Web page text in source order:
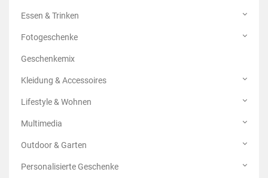
Essen & Trinken
Fotogeschenke
Geschenkemix
Kleidung & Accessoires
Lifestyle & Wohnen
Multimedia
Outdoor & Garten
Personalisierte Geschenke